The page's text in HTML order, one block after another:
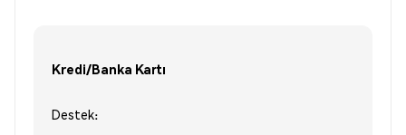
Kredi/Banka Kartı
Destek: